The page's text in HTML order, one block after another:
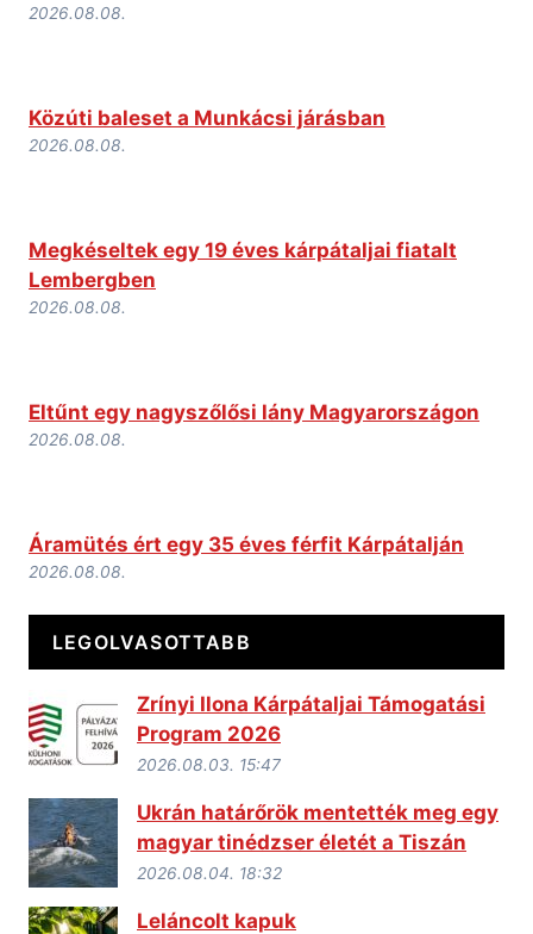
2026.08.08.
Közúti baleset a Munkácsi járásban
2026.08.08.
Megkéseltek egy 19 éves kárpátaljai fiatalt
Lembergben
2026.08.08.
Eltűnt egy nagyszőlősi lány Magyarországon
2026.08.08.
Áramütés ért egy 35 éves férfit Kárpátalján
2026.08.08.
LEGOLVASOTTABB
Zrínyi Ilona Kárpátaljai Támogatási
Program 2026
2026.08.03. 15:47
Ukrán határőrök mentették meg egy
magyar tinédzser életét a Tiszán
2026.08.04. 18:32
Leláncolt kapuk